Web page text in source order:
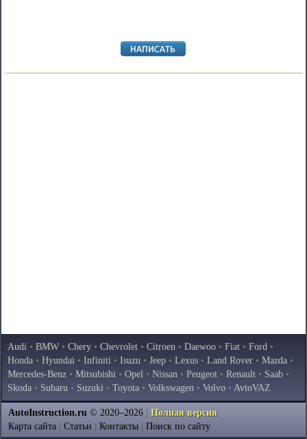
Audi • BMW • Chery • Chevrolet • Citroen • Daewoo • Fiat • Ford •
Honda • Hyundai • Infiniti • Isuzu • Jeep • Lexus • Land Rover • Mazda •
Mercedes-Benz • Mitsubishi • Opel • Nissan • Peugeot • Renault • Saab •
Skoda • Subaru • Suzuki • Toyota • Volkswagen • Volvo • AvtoVAZ
AutoInstruction.ru © 2020–2026
Полная версия
Карта сайта
Статьи Контакты Поиск по сайту